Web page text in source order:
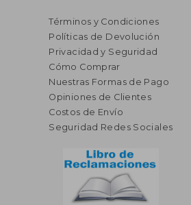
Términos y Condiciones
Políticas de Devolución
Privacidad y Seguridad
Cómo Comprar
Nuestras Formas de Pago
Opiniones de Clientes
Costos de Envío
Seguridad Redes Sociales